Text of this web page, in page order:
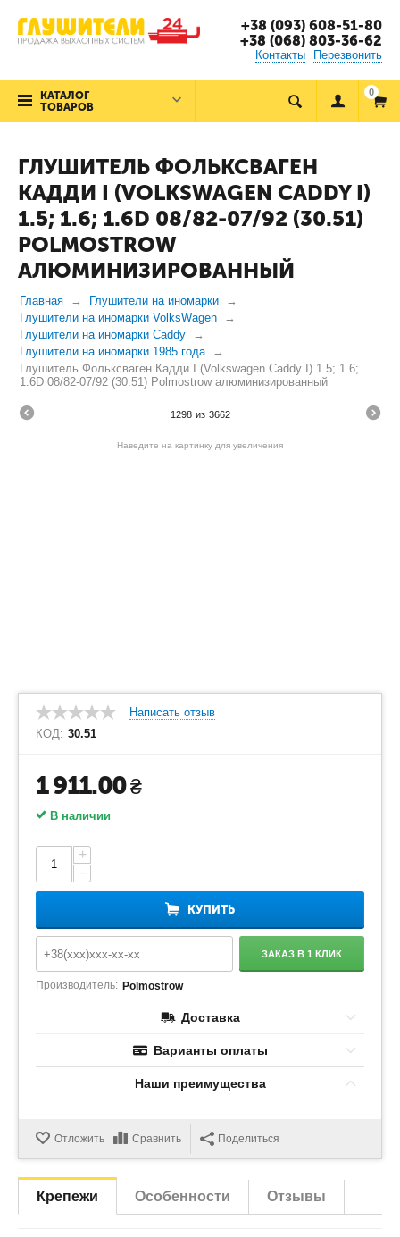
+38 (093) 608-51-80
+38 (068) 803-36-62
Контакты Перезвонить
КАТАЛОГ
ТОВАРОВ
0
ГЛУШИТЕЛЬ ФОЛЬКСВАГЕН
КАДДИ I (VOLKSWAGEN CADDY I)
1.5; 1.6; 1.6D 08/82-07/92 (30.51)
POLMOSTROW
АЛЮМИНИЗИРОВАННЫЙ
Главная
Глушители на иномарки
Глушители на иномарки VolksWagen
Глушители на иномарки Caddy
Глушители на иномарки 1985 года
Глушитель Фольксваген Кадди I (Volkswagen Caddy I) 1.5; 1.6;
1.6D 08/82-07/92 (30.51) Polmostrow алюминизированный
1298 из 3662
Наведите на картинку для увеличения
Написать отзыв
КОД: 30.51
1 911.00₴
В наличии
+
−
КУПИТЬ
ЗАКАЗ В 1 КЛИК
Производитель: Polmostrow
Доставка
Варианты оплаты
Наши преимущества
Отложить Сравнить Поделиться
Крепежи Особенности Отзывы